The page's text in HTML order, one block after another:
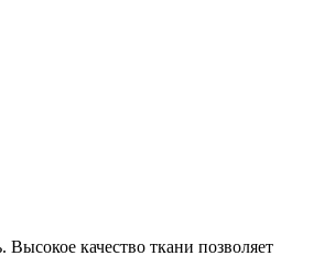
качество ткани позволяет